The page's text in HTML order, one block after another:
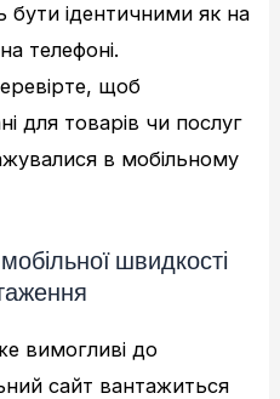
ідентичними як на
телефоні.
щоб
для товарів чи послуг
в мобільному
швидкості
вимогливі до
сайт вантажиться